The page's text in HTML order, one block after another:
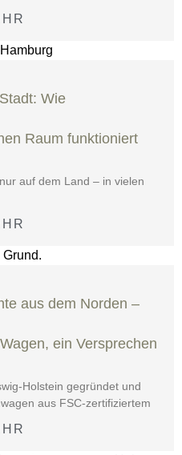
Wie
Raum funktioniert
auf dem Land – in vielen
aus dem Norden –
ein Versprechen
Holstein gegründet und
aus FSC-zertifiziertem